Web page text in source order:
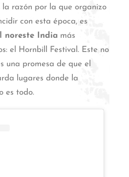
la razón por la que organizo
con esta época, es
noreste India más
el Hornbill Festival. Este no
una promesa de que el
lugares donde la
es todo.